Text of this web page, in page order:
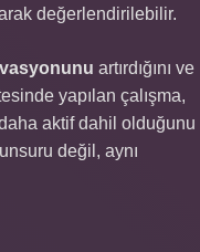
değerlendirilebilir.
artırdığını ve
yapılan çalışma,
aktif dahil olduğunu
değil, aynı